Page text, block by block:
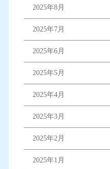
2025年8月
2025年7月
2025年6月
2025年5月
2025年4月
2025年3月
2025年2月
2025年1月